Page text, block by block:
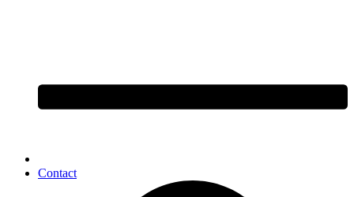
Contact